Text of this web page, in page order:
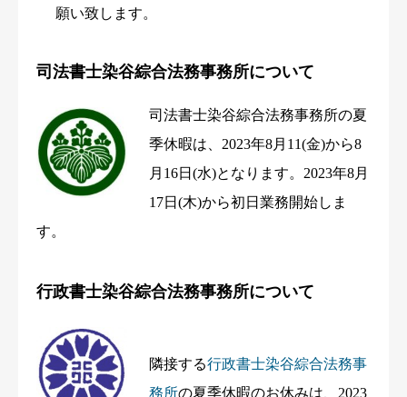
願い致します。
司法書士染谷綜合法務事務所について
司法書士染谷綜合法務事務所の夏
季休暇は、2023年8月11(金)から8
月16日(水)となります。2023年8月
17日(木)から初日業務開始しま
す。
行政書士染谷綜合法務事務所について
隣接する行政書士染谷綜合法務事
務所の夏季休暇のお休みは、2023